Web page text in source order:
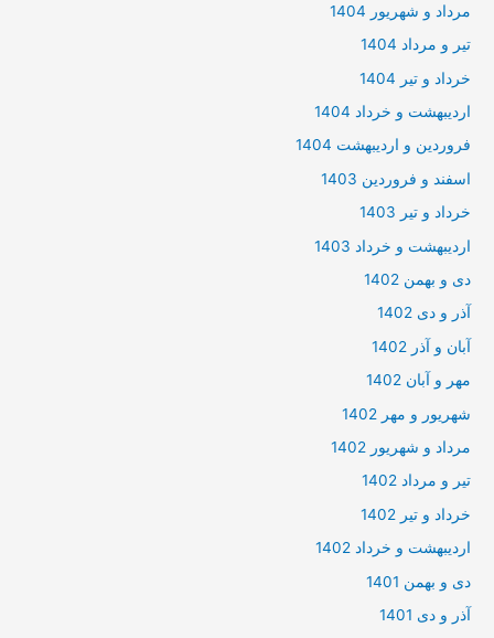
مرداد و شهریور 1404
تیر و مرداد 1404
خرداد و تیر 1404
اردیبهشت و خرداد 1404
فروردین و اردیبهشت 1404
اسفند و فروردین 1403
خرداد و تیر 1403
اردیبهشت و خرداد 1403
دی و بهمن 1402
آذر و دی 1402
آبان و آذر 1402
مهر و آبان 1402
شهریور و مهر 1402
مرداد و شهریور 1402
تیر و مرداد 1402
خرداد و تیر 1402
اردیبهشت و خرداد 1402
دی و بهمن 1401
آذر و دی 1401